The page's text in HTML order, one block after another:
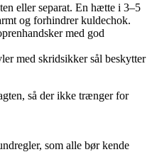
eller separat. En hætte i 3–5
og forhindrer kuldechok.
med god
med skridsikker sål beskytter
så der ikke trænger for
som alle bør kende